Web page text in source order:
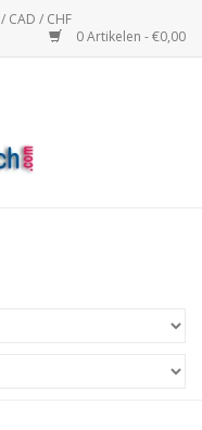
/ CAD / CHF
0 Artikelen - €0,00